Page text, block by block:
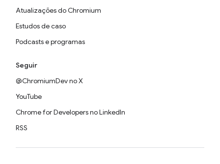
Atualizações do Chromium
Estudos de caso
Podcasts e programas
Seguir
@ChromiumDev no X
YouTube
Chrome for Developers no LinkedIn
RSS